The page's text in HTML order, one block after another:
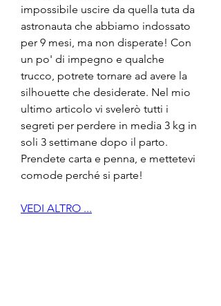
impossibile uscire da quella tuta da
astronauta che abbiamo indossato
per 9 mesi, ma non disperate! Con
un po' di impegno e qualche
trucco, potrete tornare ad avere la
silhouette che desiderate. Nel mio
ultimo articolo vi svelerò tutti i
segreti per perdere in media 3 kg in
soli 3 settimane dopo il parto.
Prendete carta e penna, e mettetevi
comode perché si parte!
VEDI ALTRO ...